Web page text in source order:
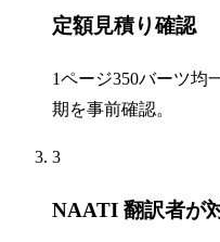
定額見積り確認
1ページ350バーツ均
期を事前確認。
3
NAATI 翻訳者が